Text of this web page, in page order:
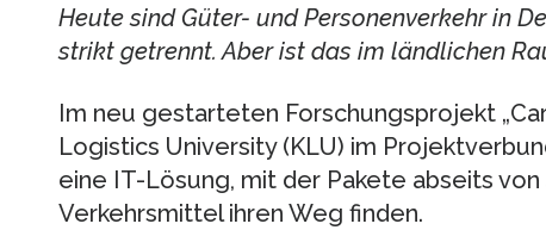
Heute sind Güter- und Personenverkehr in
strikt getrennt. Aber ist das im ländlichen
Im neu gestarteten Forschungsprojekt
Logistics University (KLU) im
eine IT-Lösung, mit der Pakete abseits
Verkehrsmittel ihren Weg finden.